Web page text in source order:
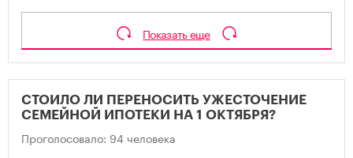
Показать еще
СТОИЛО ЛИ ПЕРЕНОСИТЬ УЖЕСТОЧЕНИЕ
СЕМЕЙНОЙ ИПОТЕКИ НА 1 ОКТЯБРЯ?
Проголосовало: 94 человека